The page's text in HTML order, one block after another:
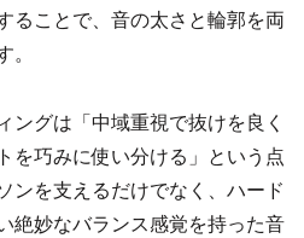
ることで、音の太さと輪郭を両
ングは「中域重視で抜けを良く
を巧みに使い分ける」という点
ンを支えるだけでなく、ハード
絶妙なバランス感覚を持った音